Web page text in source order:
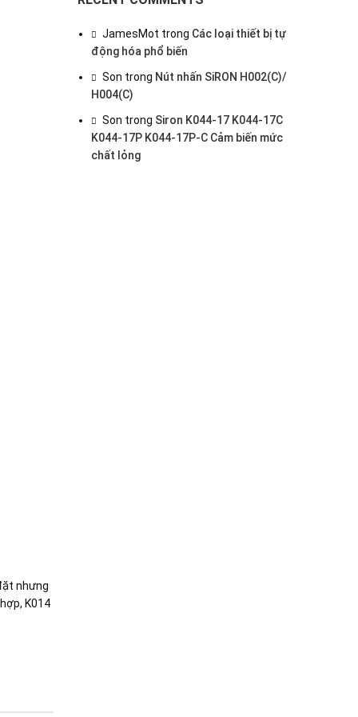
nhưng
K014
JamesMot trong Các loại thiết bị tự
động hóa phổ biến
Son trong Nút nhấn SiRON H002(C)/
H004(C)
Son trong Siron K044-17 K044-17C
K044-17P K044-17P-C Cảm biến mức
chất lỏng